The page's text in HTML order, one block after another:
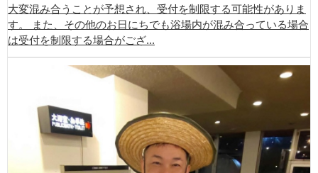
大変混み合うことが予想され、受付を制限する可能性がありま
す。 また、その他のお日にちでも浴場内が混み合っている場合
は受付を制限する場合がござ...